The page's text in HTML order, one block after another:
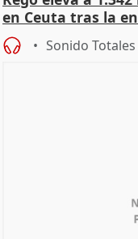
en Ceuta tras la
Sonido Totales